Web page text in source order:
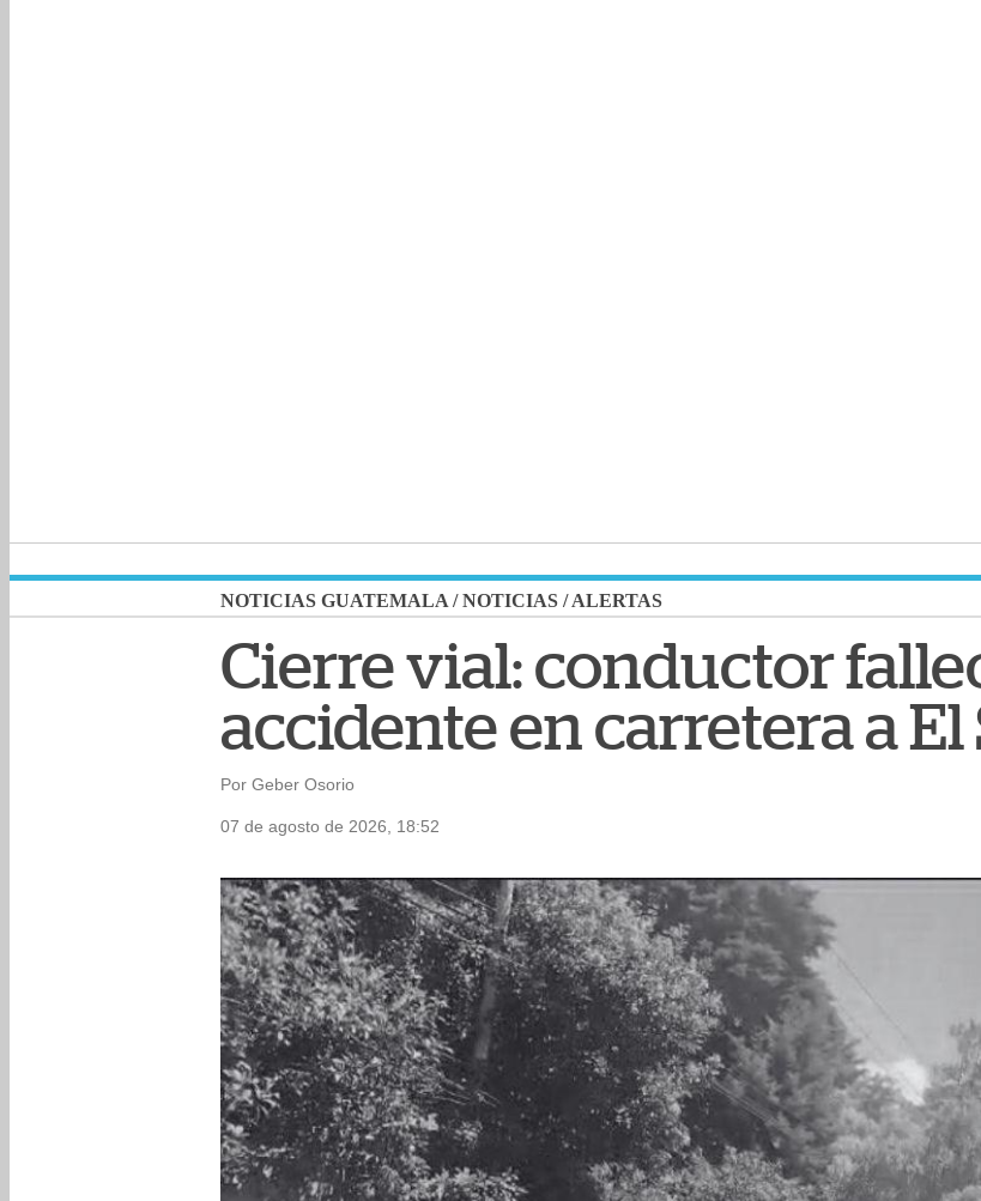
NOTICIAS GUATEMALA /NOTICIAS /ALERTAS
Cierre vial: conductor
accidente en carretera a
Por Geber Osorio
07 de agosto de 2026, 18:52